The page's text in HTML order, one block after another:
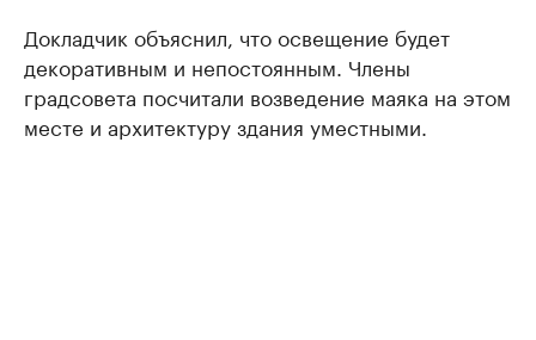
Докладчик объяснил, что освещение будет
декоративным и непостоянным. Члены
градсовета посчитали возведение маяка на этом
месте и архитектуру здания уместными.